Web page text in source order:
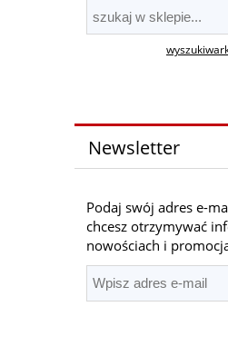
Newsletter
Podaj swój adres e-
chcesz otrzymywać
nowościach i